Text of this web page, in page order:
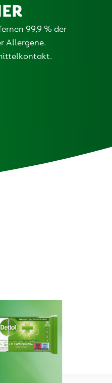
99,9 % der
Allergene.